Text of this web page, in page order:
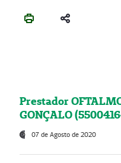
Prestador
GONÇALO
07 de Agosto de 2020